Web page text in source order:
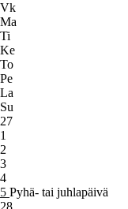
Vk
Ma
Ti
Ke
To
Pe
La
Su
27
1
2
3
4
5 Pyhä- tai juhlapäivä